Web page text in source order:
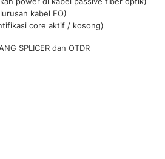
kabel FO)
core aktif / kosong)
SPLICER dan OTDR